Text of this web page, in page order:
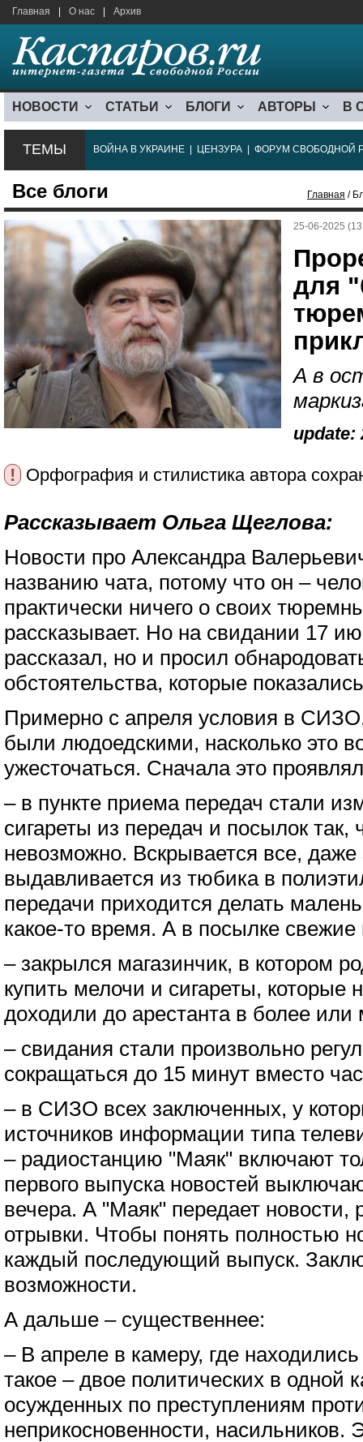
Главная О нас Архив
НОВОСТИ СТАТЬИ БЛОГИ АВТОРЫ В
ТЕМЫ ВОЙНА В УКРАИНЕ ЦЕНЗУРА ФОРУМ СВОБОДНОЙ
Все блоги Главная /
25-06-2025
для
А в
update:
! Орфография и стилистика автора
Рассказывает Ольга Щеглова:
Новости про Александра
названию чата, потому что он –
практически ничего о своих
рассказывает. Но на свидании 17
рассказал, но и просил
обстоятельства, которые
Примерно с апреля условия в
были людоедскими, насколько это
ужесточаться. Сначала это
– в пункте приема передач стали
сигареты из передач и посылок так,
невозможно. Вскрывается все, даже
выдавливается из тюбика в
передачи приходится делать
какое-то время. А в посылке
– закрылся магазинчик, в котором
купить мелочи и сигареты, которые
доходили до арестанта в более
– свидания стали произвольно
сокращаться до 15 минут вместо
– в СИЗО всех заключенных, у
источников информации типа
– радиостанцию "Маяк" включают
первого выпуска новостей
вечера. А "Маяк" передает новости,
отрывки. Чтобы понять полностью
каждый последующий выпуск.
возможности.
А дальше – существеннее:
– В апреле в камеру, где
такое – двое политических в одной
осужденных по преступлениям
неприкосновенности, насильников.